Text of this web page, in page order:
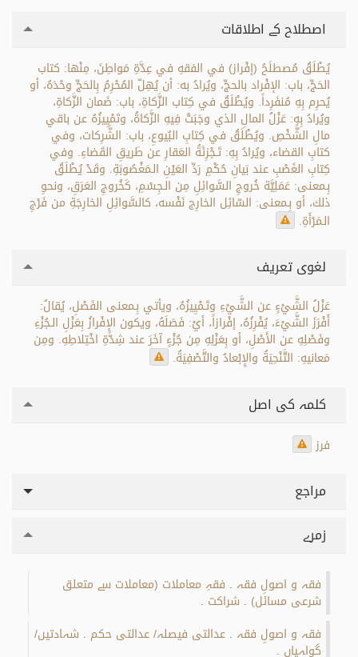
اصطلاح کے اطلاقات
يُطْلَقُ مُصطلَحُ (إفْراز) في الفقهِ في عِدَّةِ مَواطِنَ، مِنْها: كتاب
الحَجِّ، باب: الإفْراد بالحجِّ، ويُرادُ به: أن يُهِلّ المُحْرِمُ بِالحَجِّ وحْدَهُ، أو
يُحرِم بِهِ مُنفَرِداً. ويُطْلَقُ في كِتاب الزَّكاةِ، باب: ضَمان الزَّكاةِ،
ويُرادُ بِهِ: عَزْلُ المالِ الذي وجَبَتْ فِيهِ الزَّكاةُ، وتَمْيِيزُهُ عن باقي
مالِ الشَّخْصِ. ويُطْلَقُ في كِتابِ البُيوعِ، باب: الشَّرِكات، وفي
كتابِ القضاء، ويُرادُ بِهِ: تَـجْزِئَةُ العَقارِ عن طَريقِ القَضاءِ. وفي
كِتابِ الغَصْبِ عند بَيانِ حُكْمِ رَدِّ العَيْنِ الـمَغْصُوبَةِ. وقَدْ يُطْلَقُ
بِـمعنى: عَمَلِيَّة خُروجِ السَّوائِلِ مِن الـجِسْمِ، كَخُروجِ العَرَقِ، ونحوِ
ذلك، أو بِـمعنى: السّائِل الخارِج نَفْسه، كالسَّوائِلِ الخارِجَةِ من فَرْجِ
الـمَرْأَةِ.
لغوی تعریف
عَزْلُ الشَّيْءٍ عن الشَّيْءِ وتَـمْيِيزُهُ، ويأتي بِـمعنى الفَصْلِ، يُقالُ:
أَفْرَزَ الشَّيْءَ، يُفْرِزُهُ، إفْرازاً، أيْ: فَصَلَهُ، ويكون الإِفْرازُ بِعَزْلِ الـجُزْءِ
وفَصْلِهِ عن الأَصْلِ، أو بِعَزْلِهِ مِن جُزْءٍ آخَرَ عند شِدَّةِ اخْتِلاطِهِ. ومِن
مَعانيهِ: التَّنْحِيَةُ والإِبْعادُ والتَّصْفِيَةُ.
کلمہ کی اصل
فرز
مراجع
زمرے
فقہ و اصولِ فقہ فقہِ معاملات (معاملات سے متعلق
شرعی مسائل) شراکت
فقہ و اصولِ فقہ عدالتی فیصلہ/ عدالتی حکم شہادتیں/
گواہیاں